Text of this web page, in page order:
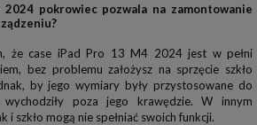
pokrowiec pozwala na zamontowanie
że case iPad Pro 13 M4 2024 jest w pełni
bez problemu założysz na sprzęcie szkło
by jego wymiary były przystosowane do
poza jego krawędzie. W innym
szkło mogą nie spełniać swoich funkcji.